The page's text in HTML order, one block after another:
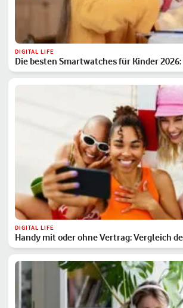
DIGITAL LIFE
Die besten Smartwatches für Kinder 2026:
DIGITAL LIFE
Handy mit oder ohne Vertrag: Vergleich